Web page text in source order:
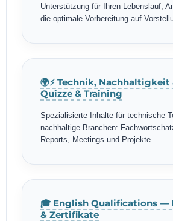
Unterstützung für Ihren Lebenslauf,
die optimale Vorbereitung auf
🌍⚡ Technik,
Quizze & Training
Spezialisierte Inhalte für technische
nachhaltige Branchen:
Reports, Meetings und Projekte.
🎓 English Qualifications —
& Zertifikate